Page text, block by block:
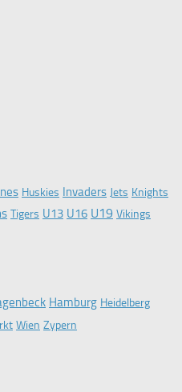
Huskies Invaders Jets Knights
Tigers U13 U16 U19 Vikings
Hamburg Heidelberg
Wien Zypern